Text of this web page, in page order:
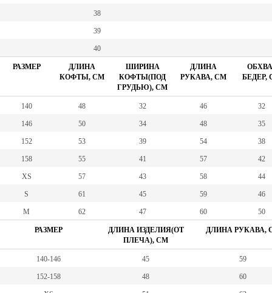
38
39
40
РАЗМЕР
ДЛИНА
КОФТЫ, СМ
ШИРИНА
КОФТЫ(ПОД
ГРУДЬЮ), СМ
ДЛИНА
РУКАВА, СМ
БЕДЕР,
140 48 32 46 32
146 50 34 48 35
152 53 39 54 38
158 55 41 57 42
XS 57 43 58 44
S 61 45 59 46
M 62 47 60 50
РАЗМЕР
ДЛИНА ИЗДЕЛИЯ(ОТ
ПЛЕЧА), СМ
ДЛИНА РУКАВА,
140-146 45 59
152-158 48 60